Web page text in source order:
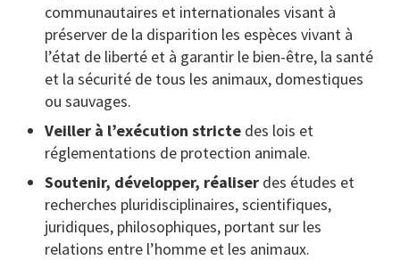
communautaires et internationales visant à
préserver de la disparition les espèces vivant à
l’état de liberté et à garantir le bien-être, la santé
et la sécurité de tous les animaux, domestiques
ou sauvages.
Veiller à l’exécution stricte des lois et
réglementations de protection animale.
Soutenir, développer, réaliser des études et
recherches pluridisciplinaires, scientifiques,
juridiques, philosophiques, portant sur les
relations entre l’homme et les animaux.